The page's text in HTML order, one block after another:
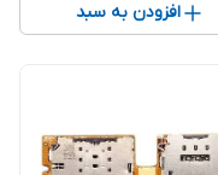
افزودن به سبد